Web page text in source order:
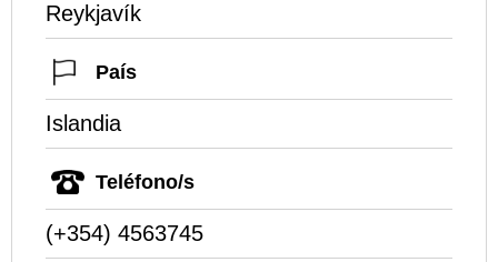
Reykjavík
País
Islandia
Teléfono/s
(+354) 4563745